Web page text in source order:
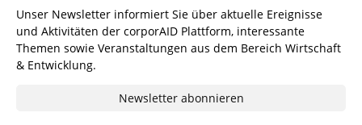
Unser Newsletter informiert Sie über aktuelle Ereignisse
und Aktivitäten der corporAID Plattform, interessante
Themen sowie Veranstaltungen aus dem Bereich Wirtschaft
& Entwicklung.
Newsletter abonnieren